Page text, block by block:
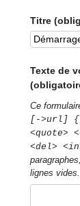
Titre
Texte de
Ce
[->url]
<quote>
<del>
lignes vides.